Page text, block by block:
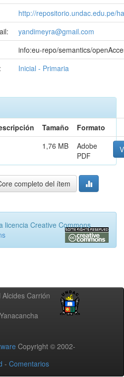
http://repositorio.undac.edu.pe/
yandimeyra@gmail.com
info:eu-repo/semantics/
Inicial - Primaria
Tamaño
Formato
1,76 MB
Adobe
PDF
completo del ítem
licencia Creative Commons
Carrión
Copyright © 2002-
- Comentarios